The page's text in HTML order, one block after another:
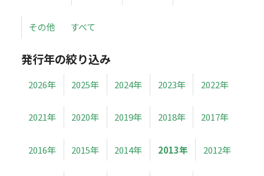
その他 すべて
発行年の絞り込み
2026年 2025年 2024年 2023年 2022年
2021年 2020年 2019年 2018年 2017年
2016年 2015年 2014年 2013年 2012年